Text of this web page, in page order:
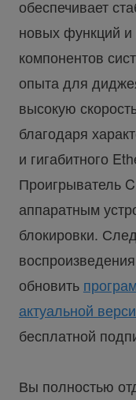
обеспечивает
новых функций и
компонентов
опыта для
высокую
благодаря
и гигабитного
Проигрыватель
аппаратным
блокировки.
обновить
актуальной
бесплатной
Вы полностью